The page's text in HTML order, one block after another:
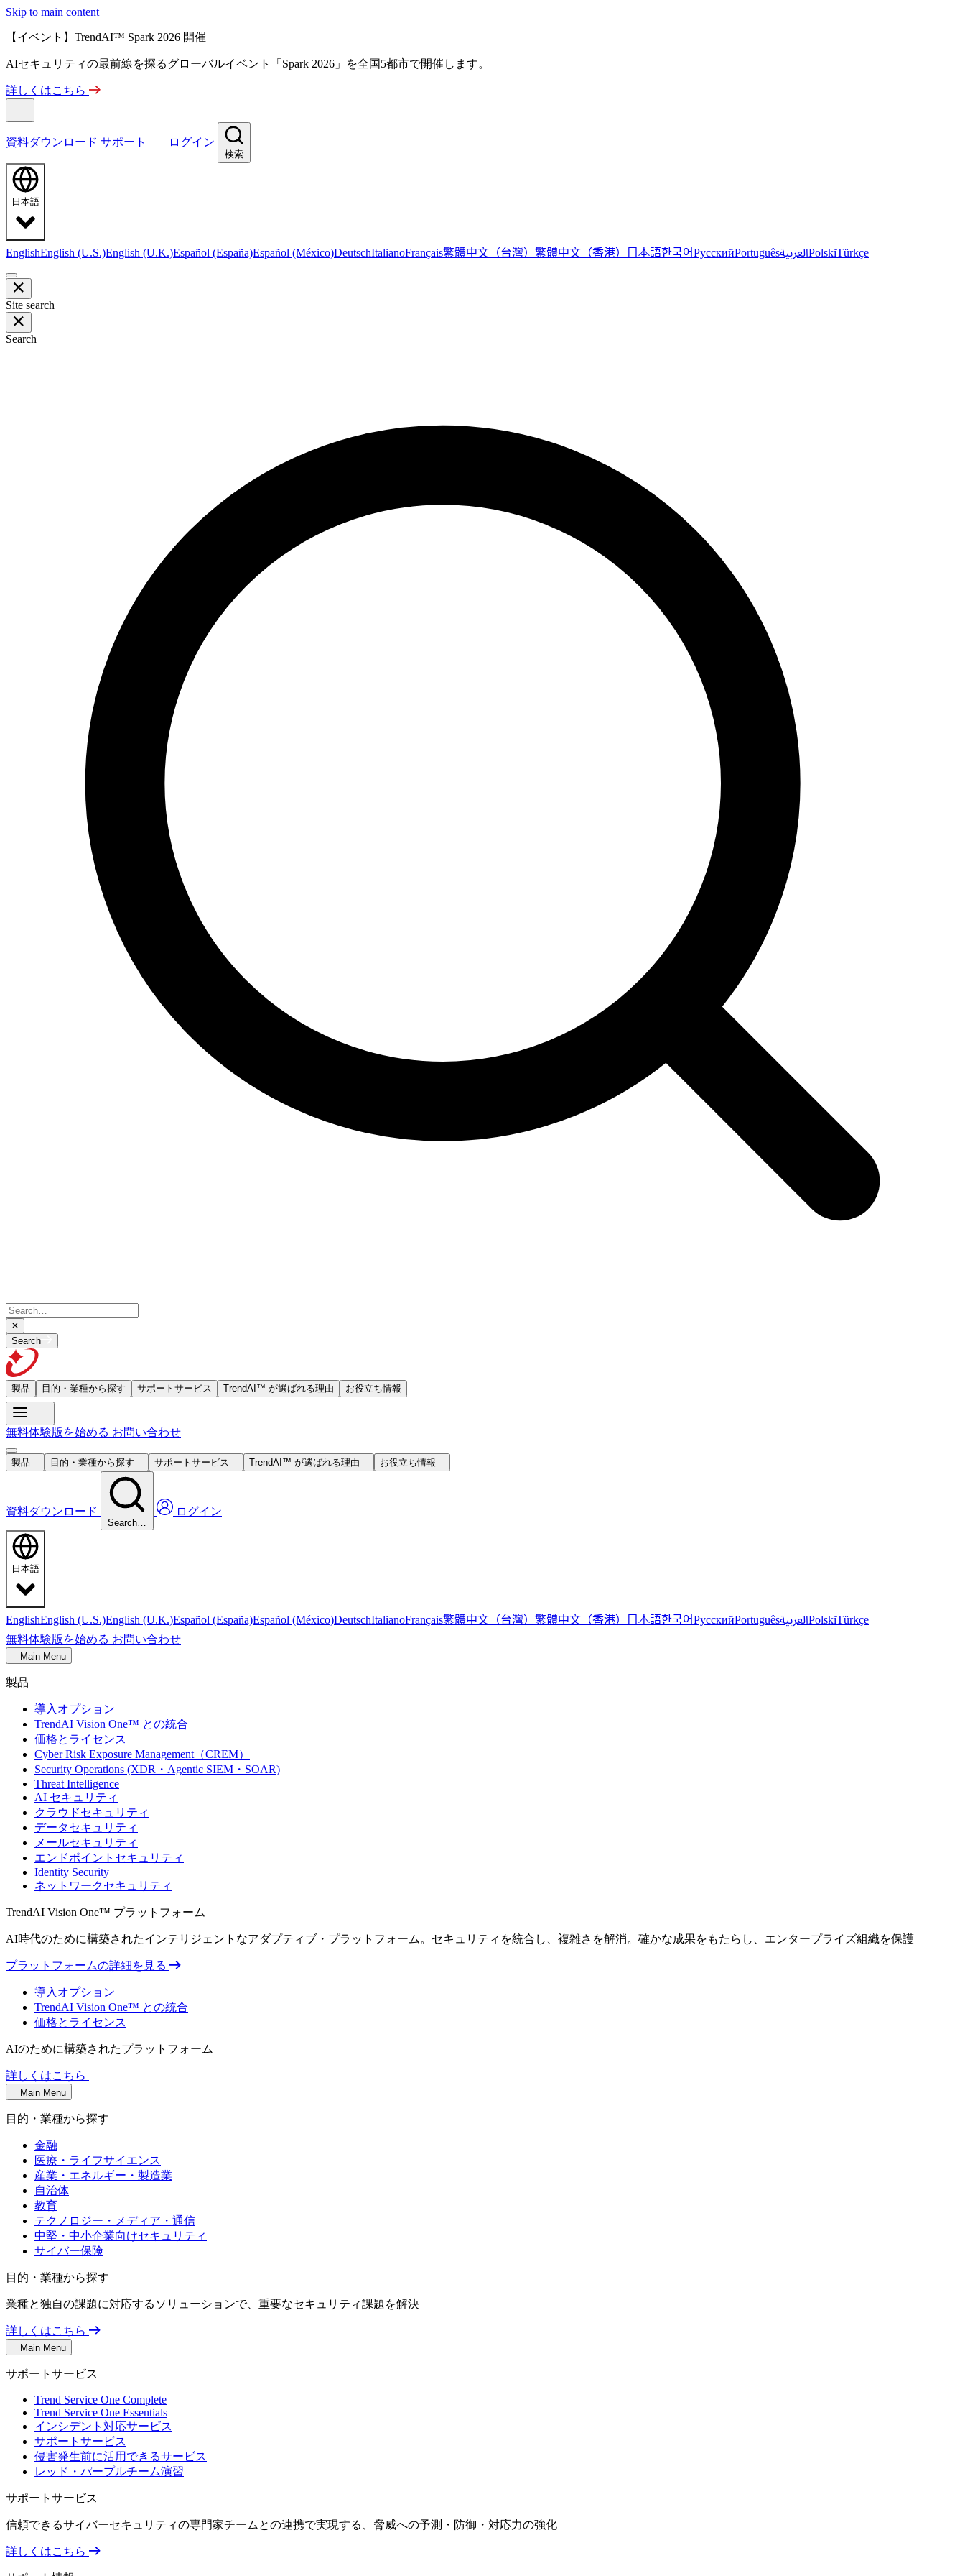
Skip to main content
【イベント】TrendAI™ Spark 2026 開催
AIセキュリティの最前線を探るグローバルイベント「Spark 2026」を全国5都市で開催します。
詳しくはこちら
資料ダウンロード サポート ログイン
検索
日本語
EnglishEnglish (U.S.)English (U.K.)Español (España)Español (México)DeutschItalianoFrançais繁體中文（台灣） 繁體中文（香港） 日本語한국어РусскийPortuguêsالعربيةPolskiTürkçe
Site search
Search
Search
製品 目的・業種から探す サポートサービス TrendAI™ が選ばれる理由 お役立ち情報
無料体験版を始める お問い合わせ
製品 目的・業種から探す サポートサービス TrendAI™ が選ばれる理由 お役立ち情報
資料ダウンロード
Search…
ログイン
日本語
EnglishEnglish (U.S.)English (U.K.)Español (España)Español (México)DeutschItalianoFrançais繁體中文（台灣） 繁體中文（香港） 日本語한국어РусскийPortuguêsالعربيةPolskiTürkçe
無料体験版を始める お問い合わせ
Main Menu
製品
導入オプション
TrendAI Vision One™ との統合
価格とライセンス
Cyber Risk Exposure Management（CREM）
Security Operations (XDR・Agentic SIEM・SOAR)
Threat Intelligence
AI セキュリティ
クラウドセキュリティ
データセキュリティ
メールセキュリティ
エンドポイントセキュリティ
Identity Security
ネットワークセキュリティ
TrendAI Vision One™ プラットフォーム
AI時代のために構築されたインテリジェントなアダプティブ・プラットフォーム。セキュリティを統合し、複雑さを解消。確かな成果をもたらし、エンタープライズ組織を保護
プラットフォームの詳細を見る
導入オプション
TrendAI Vision One™ との統合
価格とライセンス
AIのために構築されたプラットフォーム
詳しくはこちら
Main Menu
目的・業種から探す
金融
医療・ライフサイエンス
産業・エネルギー・製造業
自治体
教育
テクノロジー・メディア・通信
中堅・中小企業向けセキュリティ
サイバー保険
目的・業種から探す
業種と独自の課題に対応するソリューションで、重要なセキュリティ課題を解決
詳しくはこちら
Main Menu
サポートサービス
Trend Service One Complete
Trend Service One Essentials
インシデント対応サービス
サポートサービス
侵害発生前に活用できるサービス
レッド・パープルチーム演習
サポートサービス
信頼できるサイバーセキュリティの専門家チームとの連携で実現する、脅威への予測・防御・対応力の強化
詳しくはこちら